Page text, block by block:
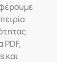
PDF,
και